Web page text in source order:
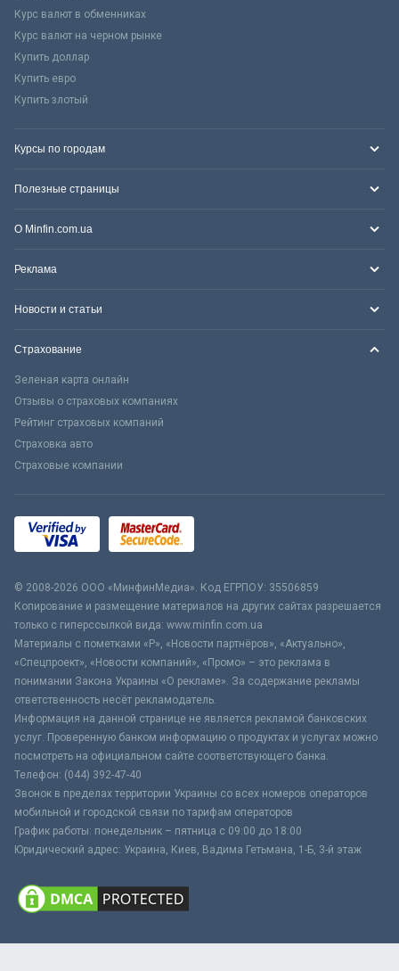
Курс валют в обменниках
Курс валют на черном рынке
Купить доллар
Купить евро
Купить злотый
Курсы по городам
Полезные страницы
О Minfin.com.ua
Реклама
Новости и статьи
Страхование
Зеленая карта онлайн
Отзывы о страховых компаниях
Рейтинг страховых компаний
Страховка авто
Страховые компании
© 2008-2026 ООО «МинфинМедиа». Код ЕГРПОУ: 35506859
Копирование и размещение материалов на других сайтах разрешается
только с гиперссылкой вида: www.minfin.com.ua
Материалы с пометками «Р», «Новости партнёров», «Актуально»,
«Спецпроект», «Новости компаний», «Промо» – это реклама в
понимании Закона Украины «О рекламе». За содержание рекламы
ответственность несёт рекламодатель.
Информация на данной странице не является рекламой банковских
услуг. Проверенную банком информацию о продуктах и услугах можно
посмотреть на официальном сайте соответствующего банка.
Телефон: (044) 392-47-40
Звонок в пределах территории Украины со всех номеров операторов
мобильной и городской связи по тарифам операторов
График работы: понедельник – пятница с 09:00 до 18:00
Юридический адрес: Украина, Киев, Вадима Гетьмана, 1-Б, 3-й этаж